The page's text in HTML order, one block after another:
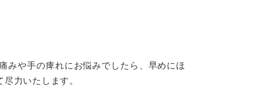
みや手の痺れにお悩みでしたら、早めにほ
力いたします。